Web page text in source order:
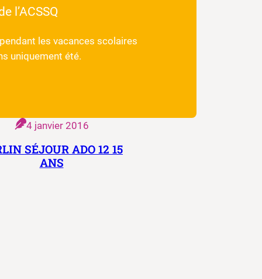
l’ACSSQ
les vacances scolaires
uniquement été.
4 janvier 2016
SÉJOUR ADO 12 15
ANS